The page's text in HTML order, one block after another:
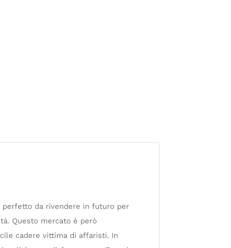
perfetto da rivendere in futuro per
Questo mercato è però
cadere vittima di affaristi. In